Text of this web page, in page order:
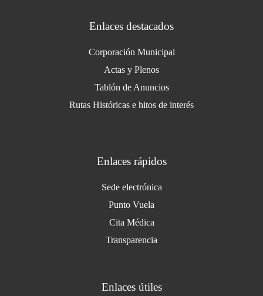
Enlaces destacados
Corporación Municipal
Actas y Plenos
Tablón de Anuncios
Rutas Históricas e hitos de interés
Enlaces rápidos
Sede electrónica
Punto Vuela
Cita Médica
Transparencia
Enlaces útiles